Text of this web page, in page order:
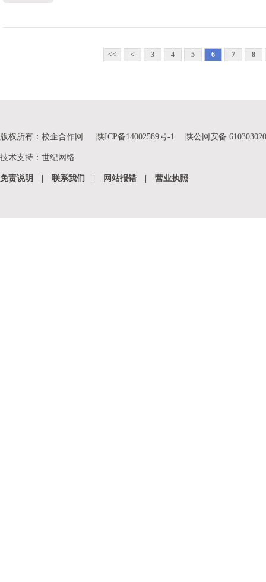
<< < 3 4 5 6 7 8
版权所有：校企合作网 陕ICP备14002589号-1 陕公网安备
技术支持 ： 世纪网络
免责说明 联系我们 网站报错 营业执照